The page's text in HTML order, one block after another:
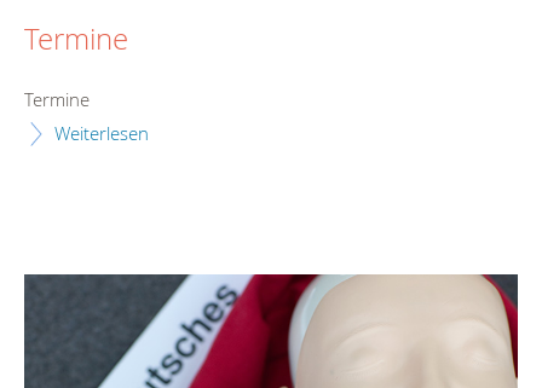
Termine
Termine
Weiterlesen